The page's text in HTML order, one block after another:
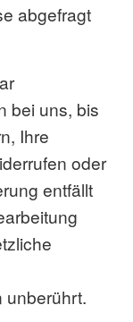
abgefragt
bei uns, bis
Ihre
oder
entfällt
unberührt.